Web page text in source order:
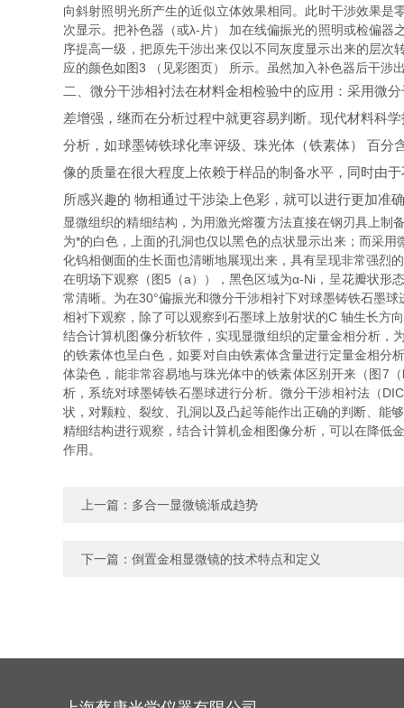
向斜射照明光所产生的近似立体效果相同。此时干涉效果
次显示。把补色器（或λ-片） 加在线偏振光的照明或检偏
序提高一级，把原先干涉出来仅以不同灰度显示出来的层
应的颜色如图3 （见彩图页） 所示。虽然加入补色器后干涉
二、微分干涉相衬法在材料金相检验中的应用：采用微
差增强，继而在分析过程中就更容易判断。现代材料科
分析，如球墨铸铁球化率评级、珠光体（铁素体） 百
像的质量在很大程度上依赖于样品的制备水平，同时由
所感兴趣的 物相通过干涉染上色彩，就可以进行更加准
显微组织的精细结构，为用激光熔覆方法直接在钢刃具上
为*的白色，上面的孔洞也仅以黑色的点状显示出来；而采
化钨相侧面的生长面也清晰地展现出来，具有呈现非常强烈
在明场下观察（图5（a）），黑色区域为α-Ni，呈花瓣状形
常清晰。为在30°偏振光和微分干涉相衬下对球墨铸铁石墨
相衬下观察，除了可以观察到石墨球上放射状的C 轴生长方
结合计算机图像分析软件，实现显微组织的定量金相分析
的铁素体也呈白色，如要对自由铁素体含量进行定量金相分
体染色，能非常容易地与珠光体中的铁素体区别开来（图7
析，系统对球墨铸铁石墨球进行分析。微分干涉相衬法（
状，对颗粒、裂纹、孔洞以及凸起等能作出正确的判断、能
精细结构进行观察，结合计算机金相图像分析，可以在降低
作用。
上一篇： 多合一显微镜渐成趋势
下一篇： 倒置金相显微镜的技术特点和定义